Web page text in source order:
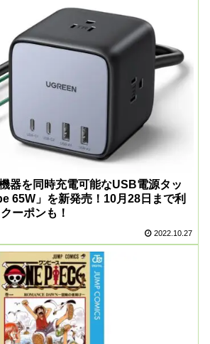
器を同時充電可能なUSB電源タッ
65W」を新発売！10月28日まで利
ーポンも！
2022.10.27